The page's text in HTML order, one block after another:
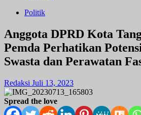
Politik
Anggota DPRD Kota
Pemda Perhatikan
Swasta dan Perawatan
Redaksi Juli 13, 2023
Spread the love